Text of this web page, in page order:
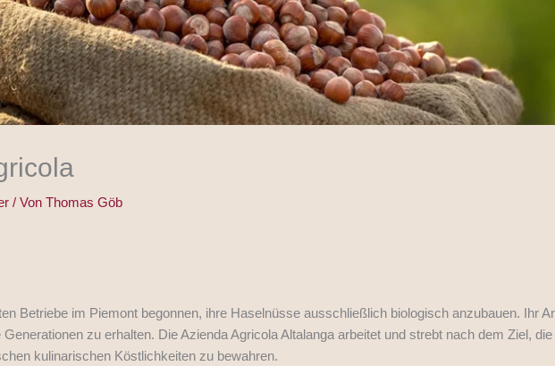
/ VonThomas Göb
Betriebe im Piemont begonnen, ihre Haselnüsse ausschließlich biologisch anzubauen. Ihr
zu erhalten. Die Azienda Agricola Altalanga arbeitet und strebt nach dem Ziel,
kulinarischen Köstlichkeiten zu bewahren.